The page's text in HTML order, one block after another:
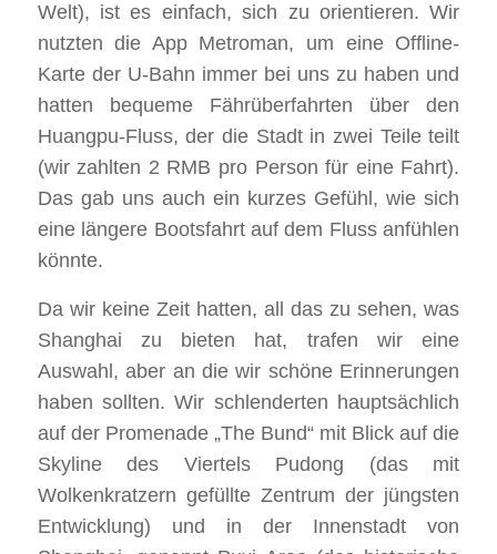
Welt), ist es einfach, sich zu orientieren. Wir
nutzten die App Metroman, um eine Offline-
Karte der U-Bahn immer bei uns zu haben und
hatten bequeme Fährüberfahrten über den
Huangpu-Fluss, der die Stadt in zwei Teile teilt
(wir zahlten 2 RMB pro Person für eine Fahrt).
Das gab uns auch ein kurzes Gefühl, wie sich
eine längere Bootsfahrt auf dem Fluss anfühlen
könnte.
Da wir keine Zeit hatten, all das zu sehen, was
Shanghai zu bieten hat, trafen wir eine
Auswahl, aber an die wir schöne Erinnerungen
haben sollten. Wir schlenderten hauptsächlich
auf der Promenade „The Bund“ mit Blick auf die
Skyline des Viertels Pudong (das mit
Wolkenkratzern gefüllte Zentrum der jüngsten
Entwicklung) und in der Innenstadt von